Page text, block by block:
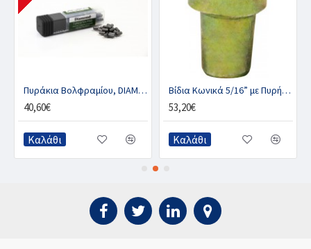
Πυράκια Βολφραμίου, DIAMOND 5 χιλ
40,60€
Καλάθι
Βίδια Κωνικά 5/16” με Πυρήνα Τιτανίου, STROMSHOLM με Στρογγυλό Κεφάλι
53,20€
Καλάθι